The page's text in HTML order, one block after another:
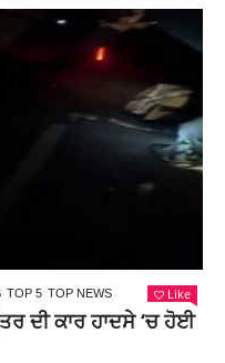
TOP 5 TOP NEWS Like
ਦੀ ਕਾਰ ਹਾਦਸੇ ‘ਚ ਹੋਈ